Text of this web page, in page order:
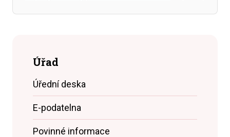
Úřad
Úřední deska
E-podatelna
Povinné informace